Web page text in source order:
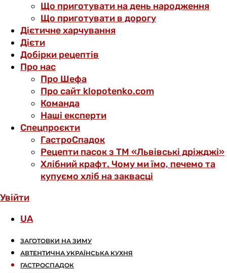
Що приготувати на день народження
Що приготувати в дорогу
Дієтичне харчування
Дієти
Добірки рецептів
Про нас
Про Шефа
Про сайт klopotenko.com
Команда
Наші експерти
Спецпроєкти
ГастроСпадок
Рецепти пасок з ТМ «Львівські дріжджі»
Хлібний крафт. Чому ми їмо, печемо та
купуємо хліб на заквасці
Увійти
UA
ЗАГОТОВКИ НА ЗИМУ
АВТЕНТИЧНА УКРАЇНСЬКА КУХНЯ
ГАСТРОСПАДОК